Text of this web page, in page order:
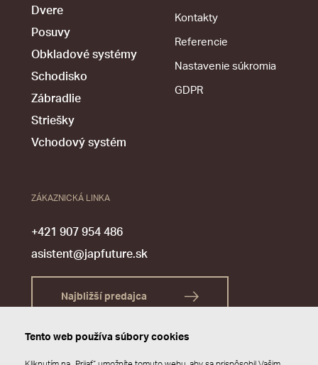
Dvere
Posuvy
Obkladové systémy
Schodisko
Zábradlie
Striešky
Vchodový systém
Kontakty
Referencie
Nastavenie súkromia
GDPR
ZÁKAZNICKÁ LINKA
+421 907 954 486
asistent@japfuture.sk
Najbližší predajca
Tento web používa súbory cookies